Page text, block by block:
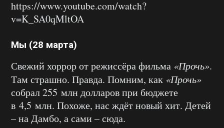
https://www.youtube.com/watch?
v=K_SA0qMltOA
Мы (28 марта)
Свежий хоррор от режиссёра фильма «Прочь».
Там страшно. Правда. Помним, как «Прочь»
собрал 255 млн долларов при бюджете
в 4,5 млн. Похоже, нас ждёт новый хит. Детей
– на Дамбо, а сами – сюда.